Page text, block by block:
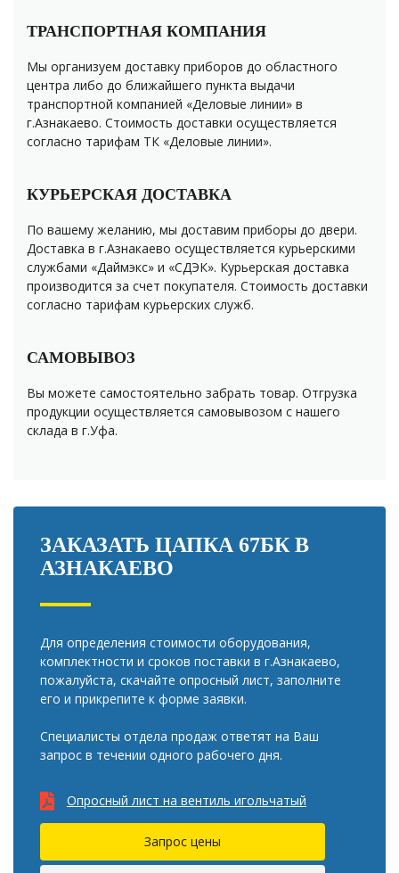
ТРАНСПОРТНАЯ КОМПАНИЯ
Мы организуем доставку приборов до областного
центра либо до ближайшего пункта выдачи
транспортной компанией «Деловые линии» в
г.Азнакаево. Стоимость доставки осуществляется
согласно тарифам ТК «Деловые линии».
КУРЬЕРСКАЯ ДОСТАВКА
По вашему желанию, мы доставим приборы до двери.
Доставка в г.Азнакаево осуществляется курьерскими
службами «Даймэкс» и «СДЭК». Курьерская доставка
производится за счет покупателя. Стоимость доставки
согласно тарифам курьерских служб.
САМОВЫВОЗ
Вы можете самостоятельно забрать товар. Отгрузка
продукции осуществляется самовывозом с нашего
склада в г.Уфа.
ЗАКАЗАТЬ ЦАПКА 67БК В
АЗНАКАЕВО
Для определения стоимости оборудования,
комплектности и сроков поставки в г.Азнакаево,
пожалуйста, скачайте опросный лист, заполните
его и прикрепите к форме заявки.
Специалисты отдела продаж ответят на Ваш
запрос в течении одного рабочего дня.
Опросный лист на вентиль игольчатый
Запрос цены